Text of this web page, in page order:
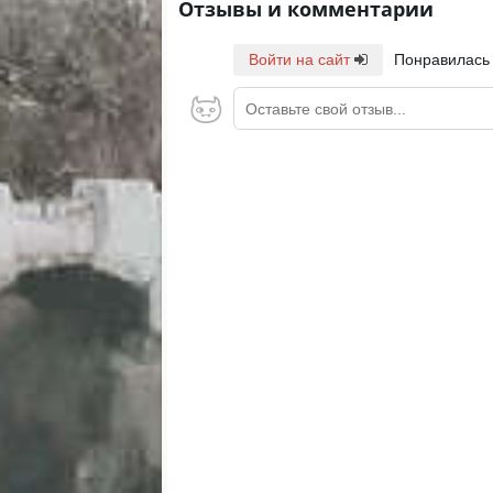
Отзывы и комментарии
Войти на сайт Понравилась
Оставьте свой отзыв...